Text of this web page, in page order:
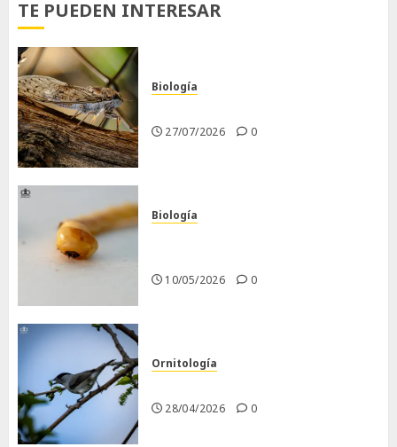
TE PUEDEN INTERESAR
Biología
27/07/2026 0
Biología
10/05/2026 0
Ornitología
28/04/2026 0